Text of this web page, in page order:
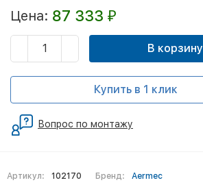
Артикул: 102170 Бренд:
Aermec
Цена: 87 333 ₽
В корзину
Купить в 1 клик
Вопрос по монтажу